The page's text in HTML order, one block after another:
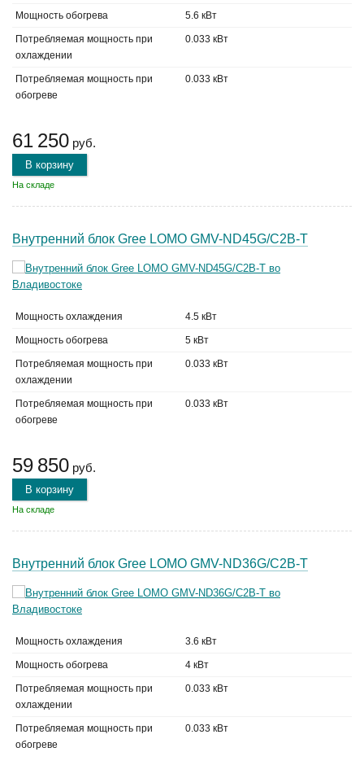
Мощность обогрева 5.6 кВт
Потребляемая мощность при
охлаждении
0.033 кВт
Потребляемая мощность при
обогреве
0.033 кВт
61 250 руб.
В корзину
На складе
Внутренний блок Gree LOMO GMV-ND45G/C2B-T
Мощность охлаждения 4.5 кВт
Мощность обогрева 5 кВт
Потребляемая мощность при
охлаждении
0.033 кВт
Потребляемая мощность при
обогреве
0.033 кВт
59 850 руб.
В корзину
На складе
Внутренний блок Gree LOMO GMV-ND36G/C2B-T
Мощность охлаждения 3.6 кВт
Мощность обогрева 4 кВт
Потребляемая мощность при
охлаждении
0.033 кВт
Потребляемая мощность при
обогреве
0.033 кВт